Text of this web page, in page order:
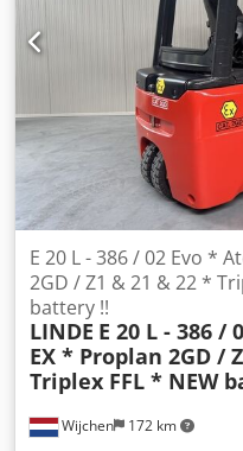
Wijchen 172 km
E 20 L - 386 / 02 Evo *
2GD / Z1 & 21 & 22 *
battery !!
LINDE E 20 L - 386 /
EX * Proplan 2GD /
Triplex FFL * NEW